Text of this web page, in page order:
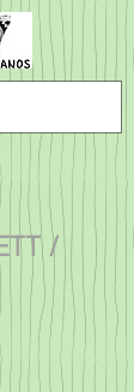
/